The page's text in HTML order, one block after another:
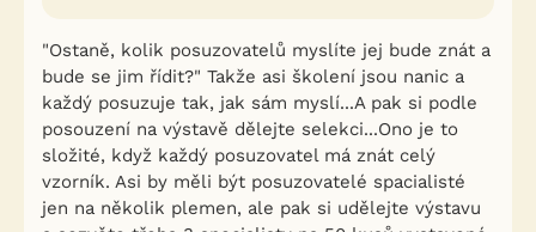
"Ostaně, kolik posuzovatelů myslíte jej bude znát a
bude se jim řídit?" Takže asi školení jsou nanic a
každý posuzuje tak, jak sám myslí...A pak si podle
posouzení na výstavě dělejte selekci...Ono je to
složité, když každý posuzovatel má znát celý
vzorník. Asi by měli být posuzovatelé spacialisté
jen na několik plemen, ale pak si udělejte výstavu